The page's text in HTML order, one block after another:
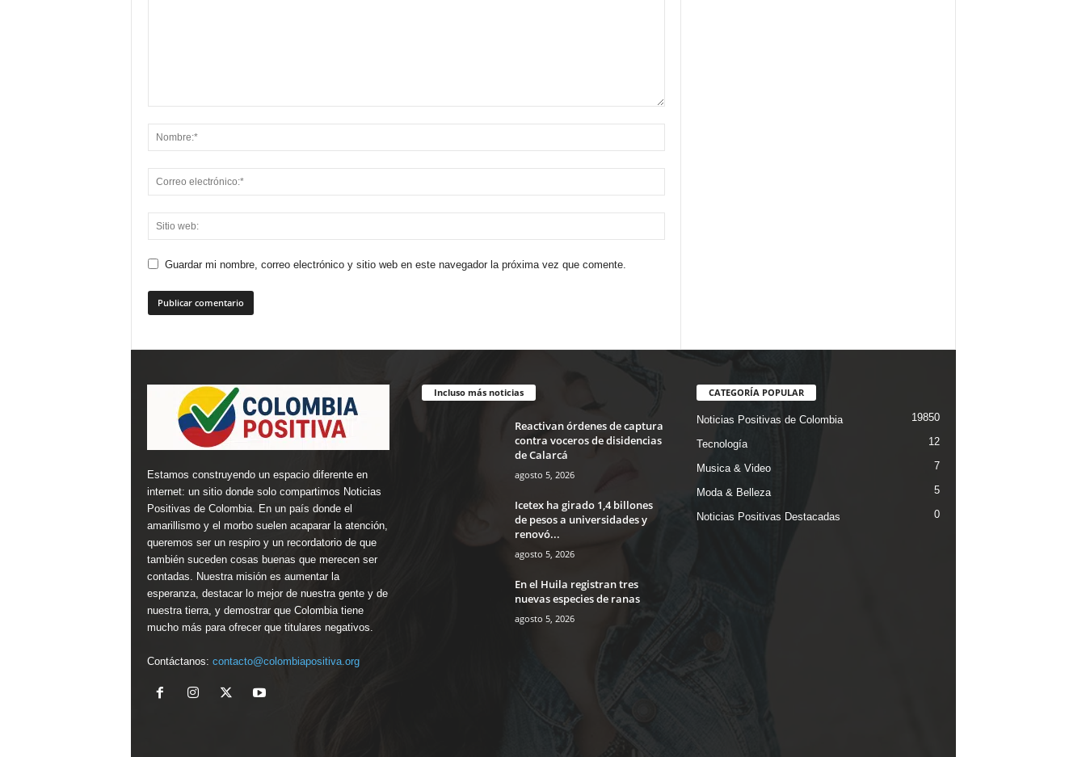
Guardar mi nombre, correo electrónico y sitio web en este navegador la próxima vez que comente.
Estamos construyendo un espacio diferente en
internet: un sitio donde solo compartimos Noticias
Positivas de Colombia. En un país donde el
amarillismo y el morbo suelen acaparar la atención,
queremos ser un respiro y un recordatorio de que
también suceden cosas buenas que merecen ser
contadas. Nuestra misión es aumentar la
esperanza, destacar lo mejor de nuestra gente y de
nuestra tierra, y demostrar que Colombia tiene
mucho más para ofrecer que titulares negativos.
Contáctanos: contacto@colombiapositiva.org
Incluso más noticias
Reactivan órdenes de captura
contra voceros de disidencias
de Calarcá
agosto 5, 2026
Icetex ha girado 1,4 billones
de pesos a universidades y
renovó...
agosto 5, 2026
En el Huila registran tres
nuevas especies de ranas
agosto 5, 2026
CATEGORÍA POPULAR
Noticias Positivas de Colombia 19850
Tecnología 12
Musica & Video 7
Moda & Belleza 5
Noticias Positivas Destacadas 0